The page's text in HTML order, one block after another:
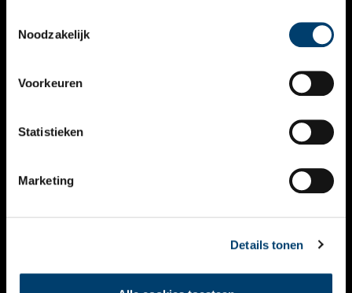
Noodzakelijk
Voorkeuren
Statistieken
Marketing
Details tonen
VERHALEN
KALENDER
THEMA’S
VIDEO’S
CONTACT